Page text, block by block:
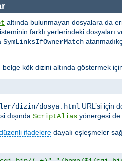
altında bulunmayan dosyalara da
farklı yerlerindeki dosyaları
SymLinksIfOwnerMatch
kök dizini altında göstermek
dizin/dosya.html URL’si için
dışında ScriptAlias yönergesi de
ifadelere dayalı eşleşmeler